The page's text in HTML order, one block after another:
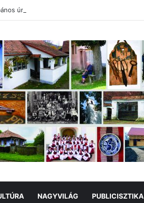
úr”!
NAGYVILÁG PUBLICISZTIKA